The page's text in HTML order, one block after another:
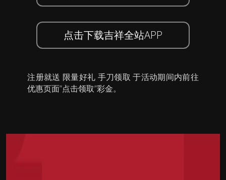
点击下载吉祥全站APP
注册就送 限量好礼 手刀领取 于活动期间内前往
优惠页面”点击领取”彩金。